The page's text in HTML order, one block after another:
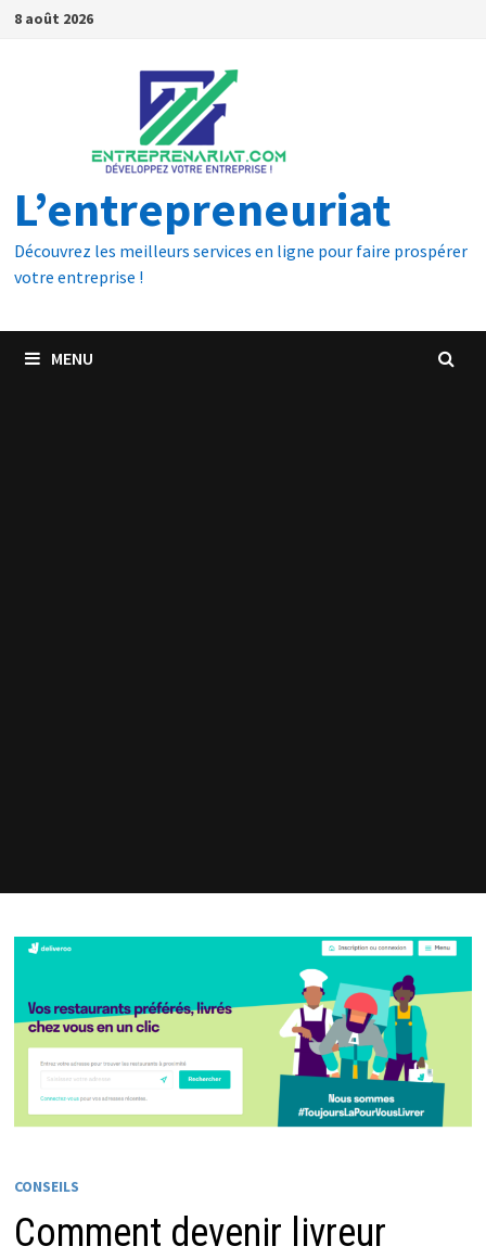
8 août 2026
L’entrepreneuriat
Découvrez les meilleurs services en ligne pour faire prospérer
votre entreprise !
MENU
CONSEILS
Comment devenir livreur